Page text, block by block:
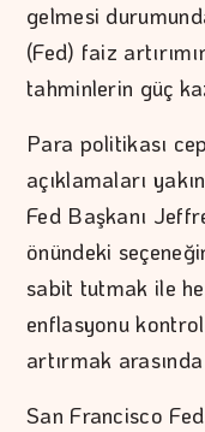
gelmesi
(Fed) faiz
tahminlerin güç
Para politikası
açıklamaları
Fed Başkanı
önündeki
sabit tutmak ile
enflasyonu
artırmak
San Francisco